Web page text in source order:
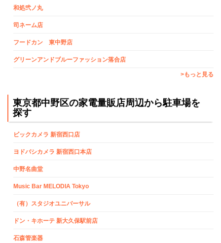
和処弐ノ丸
司ネーム店
フードカン 東中野店
グリーンアンドブルーファッション落合店
>もっと見る
東京都中野区の家電量販店周辺から駐車場を
探す
ビックカメラ 新宿西口店
ヨドバシカメラ 新宿西口本店
中野名曲堂
Music Bar MELODIA Tokyo
（有）スタジオユニバーサル
ドン・キホーテ 新大久保駅前店
石森管楽器